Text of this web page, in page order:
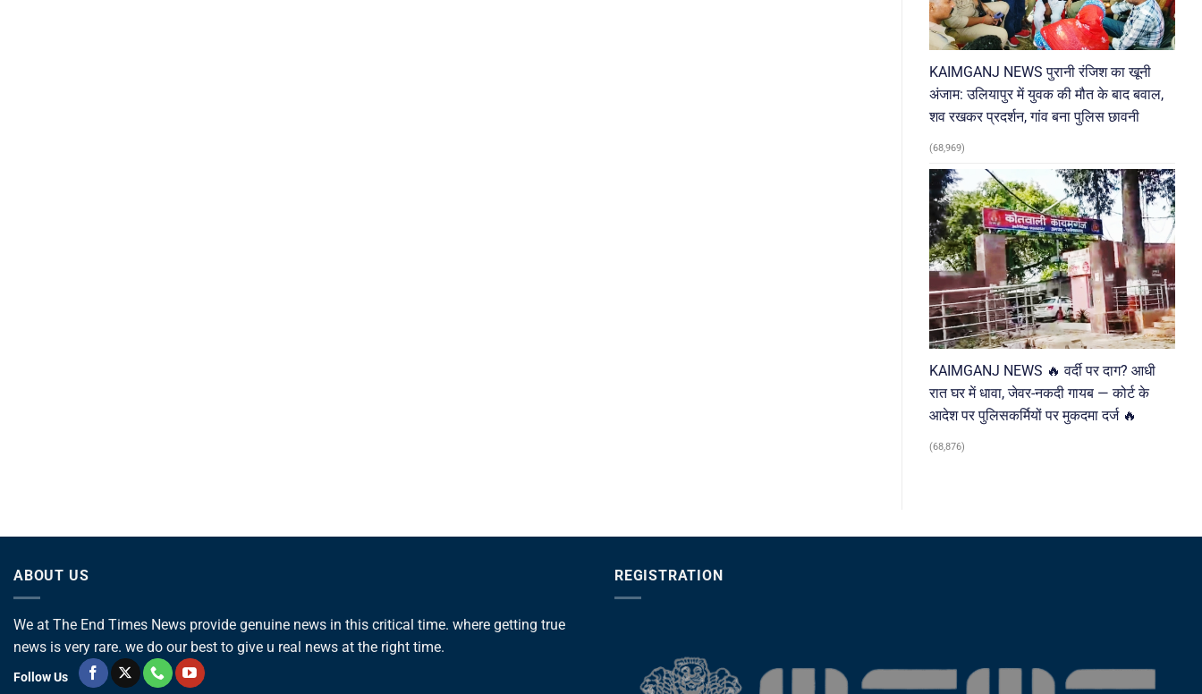
KAIMGANJ NEWS पुरानी रंजिश का खूनी
अंजाम: उलियापुर में युवक की मौत के बाद बवाल,
शव रखकर प्रदर्शन, गांव बना पुलिस छावनी
(68,969)
KAIMGANJ NEWS 🔥 वर्दी पर दाग? आधी
रात घर में धावा, जेवर-नकदी गायब — कोर्ट के
आदेश पर पुलिसकर्मियों पर मुकदमा दर्ज 🔥
(68,876)
ABOUT US
We at The End Times News provide genuine news in this critical time. where getting true
news is very rare. we do our best to give u real news at the right time.
Follow Us
REGISTRATION